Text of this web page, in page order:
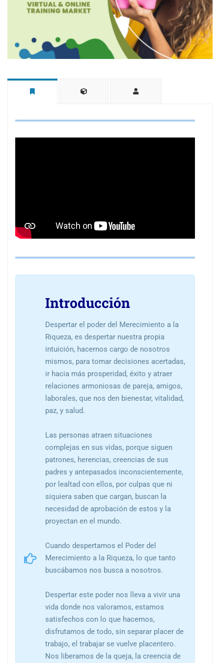
Introducción
Despertar el poder del Merecimiento a la
Riqueza, es despertar nuestra propia
intuición, hacernos cargo de nosotros
mismos, para tomar decisiones acertadas,
ir hacia más prosperidad, éxito y atraer
relaciones armoniosas de pareja, amigos,
laborales, que nos den bienestar, vitalidad,
paz, y salud.
Las personas atraen situaciones
complejas en sus vidas, porque siguen
patrones, herencias, creencias de sus
padres y antepasados inconscientemente,
por lealtad con ellos, por culpas que ni
siquiera saben que cargan, buscan la
necesidad de aprobación de estos y la
proyectan en el mundo.
Cuando despertamos el Poder del
Merecimiento a la Riqueza, lo que tanto
buscábamos nos busca a nosotros.
Despertar este poder nos lleva a vivir una
vida donde nos valoramos, estamos
satisfechos con lo que hacemos,
disfrutamos de todo, sin separar placer de
trabajo, el trabajar se vuelve placentero.
Nos liberamos de la queja, la creencia de